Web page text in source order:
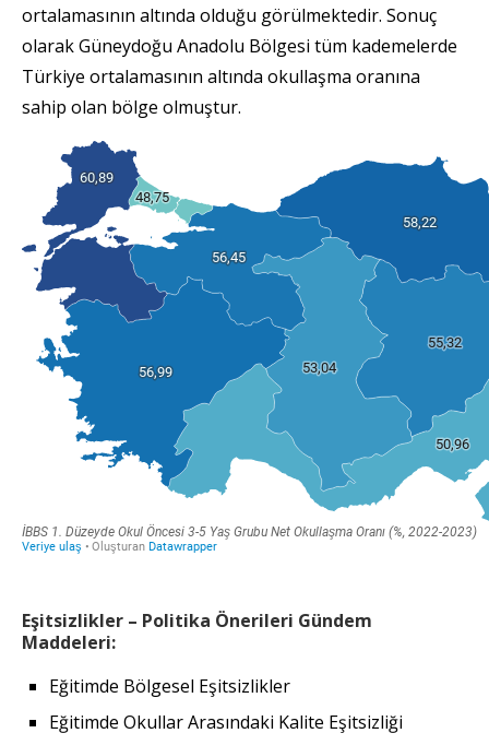
ortalamasının altında olduğu görülmektedir. Sonuç
olarak Güneydoğu Anadolu Bölgesi tüm kademelerde
Türkiye ortalamasının altında okullaşma oranına
sahip olan bölge olmuştur.
Eşitsizlikler – Politika Önerileri Gündem
Maddeleri:
Eğitimde Bölgesel Eşitsizlikler
Eğitimde Okullar Arasındaki Kalite Eşitsizliği